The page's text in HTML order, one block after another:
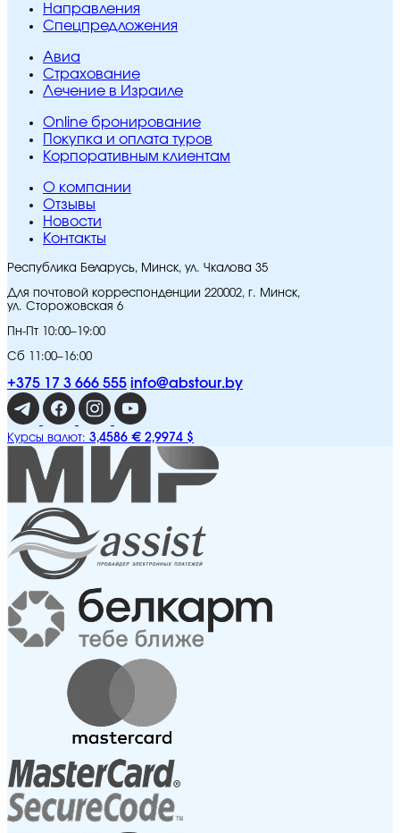
Направления
Спецпредложения
Авиа
Страхование
Лечение в Израиле
Online бронирование
Покупка и оплата туров
Корпоративным клиентам
O компании
Отзывы
Новости
Контакты
Республика Беларусь, Минск, ул. Чкалова 35
Для почтовой корреспонденции 220002, г. Минск,
ул. Сторожовская 6
Пн-Пт 10:00–19:00
Сб 11:00–16:00
+375 17 3 666 555 info@abstour.by
Курсы валют: 3,4586 € 2,9974 $